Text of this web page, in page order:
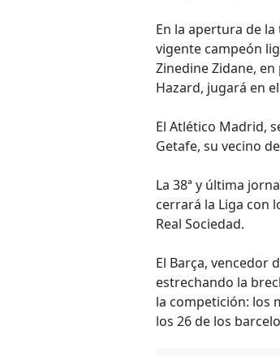
En la apertura de
vigente campeón
Zinedine Zidane,
Hazard, jugará en
El Atlético Madrid,
Getafe, su vecino
La 38ª y última
cerrará la Liga con
Real Sociedad.
El Barça, vencedor
estrechando la
la competición: los
los 26 de los